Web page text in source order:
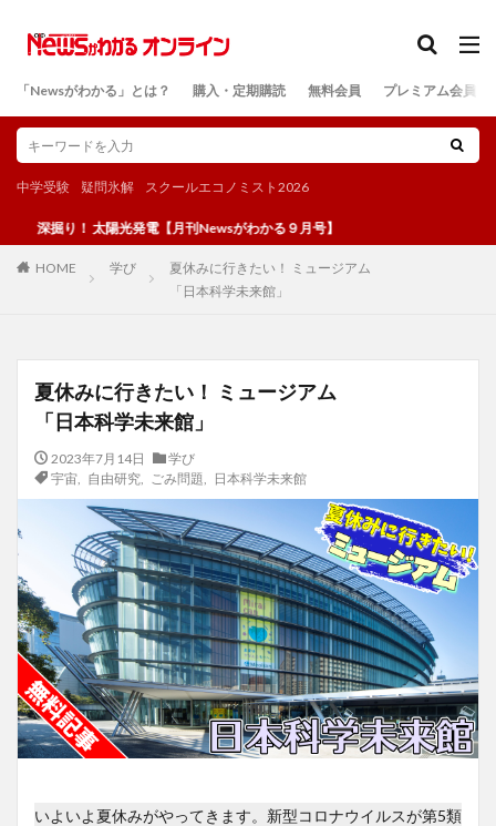
「Newsがわかる」とは？ 購入・定期購読 無料会員 プレミアム会員
中学受験 疑問氷解 スクールエコノミスト2026
！ 太陽光発電【月刊Newsがわかる９月号】
HOME 学び
夏休みに行きたい！ ミュージアム
「日本科学未来館」
夏休みに行きたい！ ミュージアム
「日本科学未来館」
2023年7月14日
学び
宇宙, 自由研究, ごみ問題 日本科学未来館
いよいよ夏休みがやってきます。新型コロナウイルスが第5類
検索